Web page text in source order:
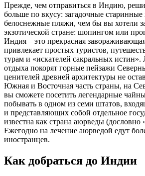
Прежде, чем отправиться в Индию,
больше по вкусу: загадочные
белоснежные пляжи, чем бы вы хотели
экзотической стране: шопингом или
Индия – это прекрасная
привлекает простых туристов,
турам и «искателей сакральных
отдыха покорят горные пейзажи
ценителей древней архитектуры не
Южная и Восточная часть страны, на
вы сможете посетить легендарные
побывать в одном из семи штатов,
и представляющих собой отдельное
известна как страна аюрведы (дословно
Ежегодно на лечение аюрведой едут
иностранцев.
Как добраться до Индии